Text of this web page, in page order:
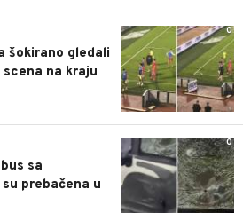
0
šokirano gledali
na kraju
0
sa
prebačena u